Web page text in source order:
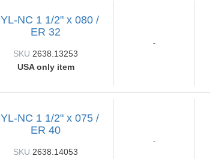
NC 1 1/2" x 080 /
ER 32
SKU 2638.13253
USA only item
-
NC 1 1/2" x 075 /
ER 40
SKU 2638.14053
-